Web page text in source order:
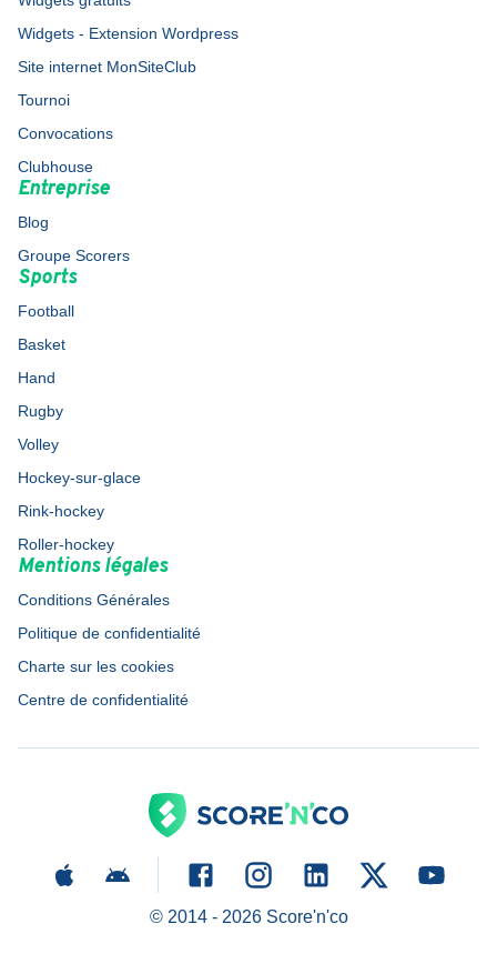
Widgets - Extension Wordpress
Site internet MonSiteClub
Tournoi
Convocations
Clubhouse
Entreprise
Blog
Groupe Scorers
Sports
Football
Basket
Hand
Rugby
Volley
Hockey-sur-glace
Rink-hockey
Roller-hockey
Mentions légales
Conditions Générales
Politique de confidentialité
Charte sur les cookies
Centre de confidentialité
© 2014 - 2026Score'n'co